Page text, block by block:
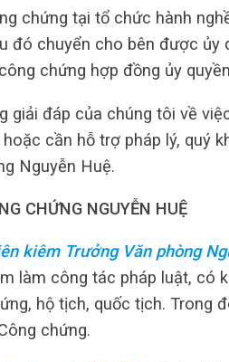
chứng tại tổ chức hành
đó chuyển cho bên được ủy
chứng hợp đồng ủy
giải đáp của chúng tôi về
cần hỗ trợ pháp lý, quý
Nguyễn Huệ.
CHỨNG NGUYỄN HUỆ
kiêm Trưởng Văn phòng
làm công tác pháp luật, có
hộ tịch, quốc tịch. Trong
chứng.